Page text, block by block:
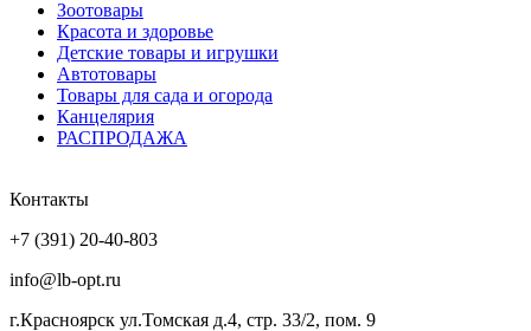
Зоотовары
Красота и здоровье
Детские товары и игрушки
Автотовары
Товары для сада и огорода
Канцелярия
РАСПРОДАЖА
Контакты
+7 (391) 20-40-803
info@lb-opt.ru
г.Красноярск ул.Томская д.4, стр. 33/2, пом. 9